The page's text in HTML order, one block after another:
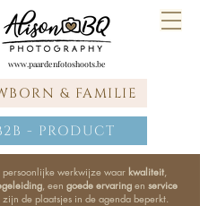
www.paardenfotoshoots.be
persoonlijke werkwijze waar kwaliteit,
, een goede ervaringen service
zijn de plaatsjes in de agenda beperkt.
- PRODUCT
& FAMILIE